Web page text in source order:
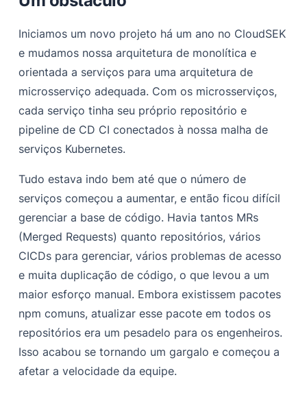
Cereja no topo
Conclusão
Outras notas importantes com NX
Iniciamos um novo projeto há um ano no CloudSEK
e mudamos nossa arquitetura de monolítica e
orientada a serviços para uma arquitetura de
microsserviço adequada. Com os microsserviços,
cada serviço tinha seu próprio repositório e
pipeline de CD CI conectados à nossa malha de
serviços Kubernetes.
Tudo estava indo bem até que o número de
serviços começou a aumentar, e então ficou difícil
gerenciar a base de código. Havia tantos MRs
(Merged Requests) quanto repositórios, vários
CICDs para gerenciar, vários problemas de acesso
e muita duplicação de código, o que levou a um
maior esforço manual. Embora existissem pacotes
npm comuns, atualizar esse pacote em todos os
repositórios era um pesadelo para os engenheiros.
Isso acabou se tornando um gargalo e começou a
afetar a velocidade da equipe.